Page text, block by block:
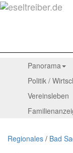
Panorama
Politik /
Vereinsleben
Regionales / Bad